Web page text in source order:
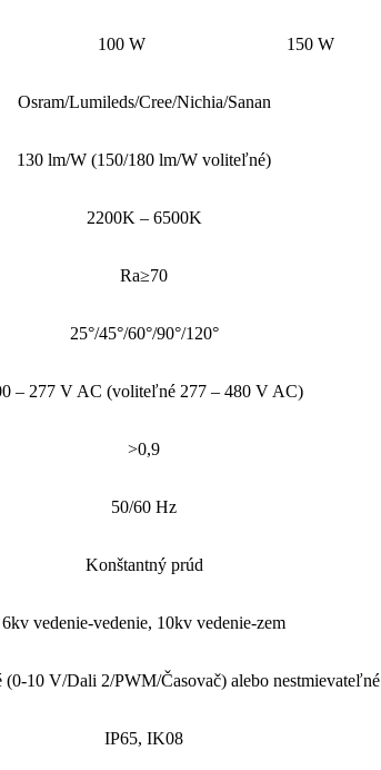
100 W 150 W
Osram/Lumileds/Cree/Nichia/Sanan
130 lm/W (150/180 lm/W voliteľné)
2200K – 6500K
Ra≥70
25°/45°/60°/90°/120°
– 277 V AC (voliteľné 277 – 480 V AC)
>0,9
50/60 Hz
Konštantný prúd
6kv vedenie-vedenie, 10kv vedenie-zem
(0-10 V/Dali 2/PWM/Časovač) alebo nestmievateľné
IP65, IK08